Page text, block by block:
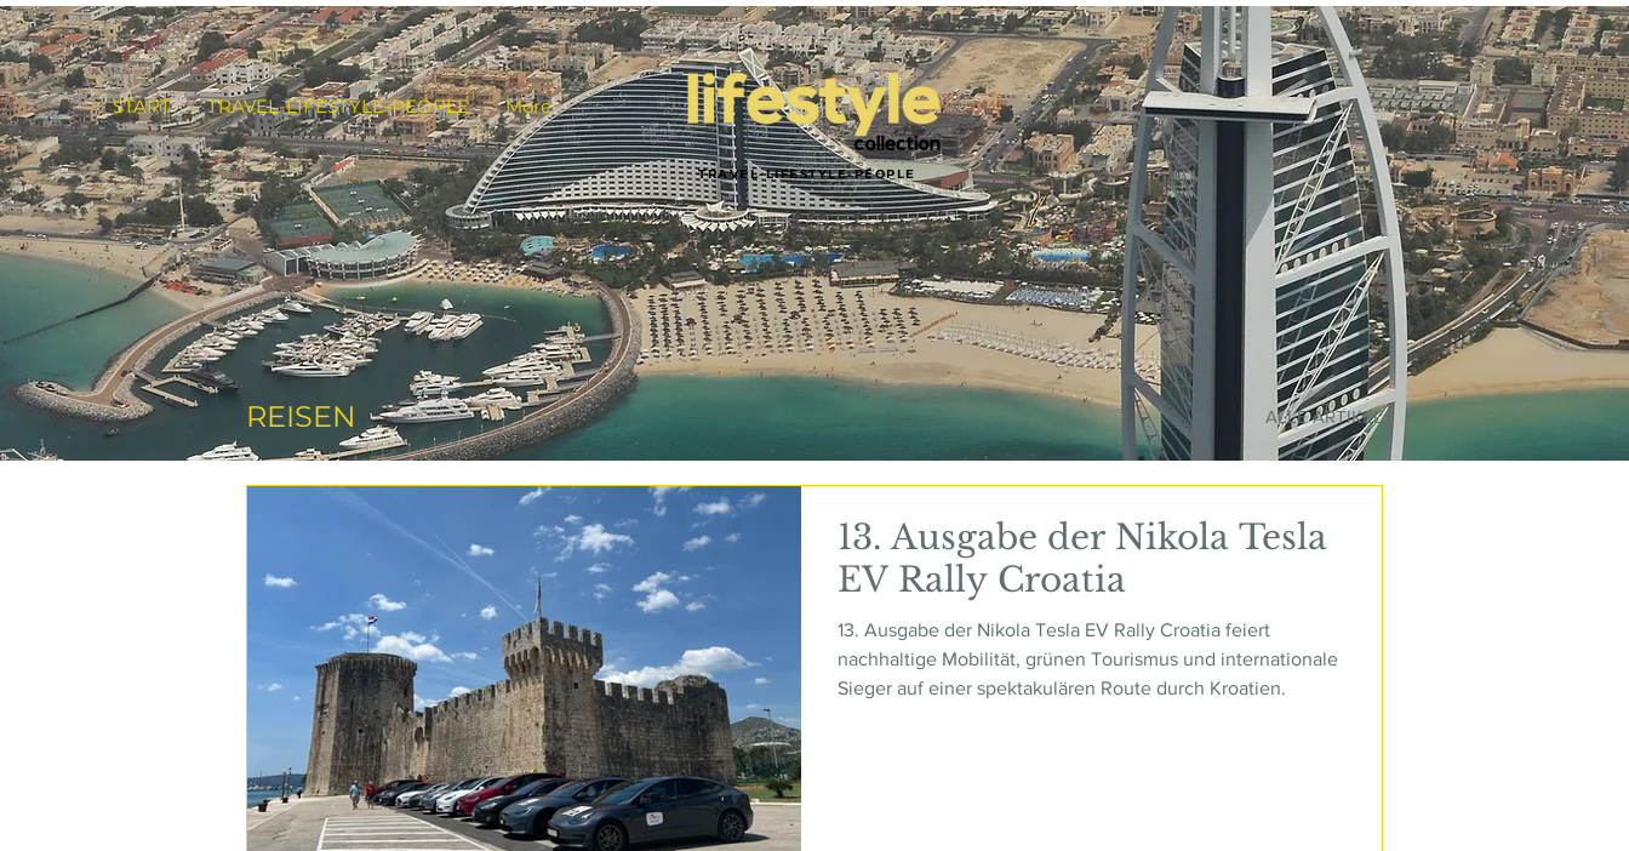
START TRAVEL-LIFESTYLE-PEOPLE More
TRAVEL-LIFESTYLE-PEOPLE
REISEN ALLE ARTIKEL
13. Ausgabe der Nikola Tesla
EV Rally Croatia
13. Ausgabe der Nikola Tesla EV Rally Croatia feiert
nachhaltige Mobilität, grünen Tourismus und internationale
Sieger auf einer spektakulären Route durch Kroatien.